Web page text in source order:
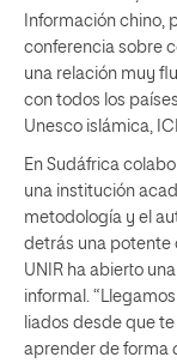
Información chino,
conferencia sobre
una relación muy
con todos los
Unesco islámica,
En Sudáfrica
una institución
metodología y el
detrás una potente
UNIR ha abierto
informal.
liados desde que
aprender de forma